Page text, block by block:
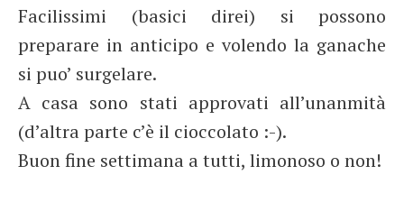
Facilissimi (basici direi) si possono
preparare in anticipo e volendo la ganache
si puo’ surgelare.
A casa sono stati approvati all’unanmità
(d’altra parte c’è il cioccolato :-).
Buon fine settimana a tutti, limonoso o non!